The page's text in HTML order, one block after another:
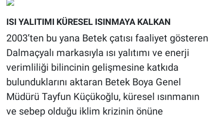
ISI YALITIMI KÜRESEL ISINMAYA KALKAN
2003’ten bu yana Betek çatısı faaliyet gösteren
Dalmaçyalı markasıyla ısı yalıtımı ve enerji
verimliliği bilincinin gelişmesine katkıda
bulunduklarını aktaran Betek Boya Genel
Müdürü Tayfun Küçükoğlu, küresel ısınmanın
ve sebep olduğu iklim krizinin önüne